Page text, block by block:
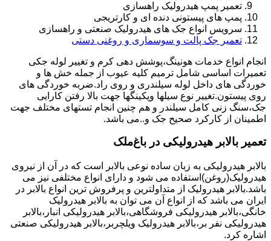
تعمیر پمپ هیدرولیک راهسازی
پمپ های پیستونی دنده ای و کارتریجی
سرویس انواع جک های هیدرولیک صنعتی و راهسازی
تعمیر جک پالت و سوسماری و روغنی دستی
انجام انواع خدمات هونینگ،پوشش دهی کرم و تغییر لوله جکی
تعمیرات اساسی شامل ترمیم کلیه عیوب از جمله خش ها و
خوردگی های داخل لوله سیلندری و روی راد.ضربه خوردگی های
روی پیستون.تغییر نوع سیلها وپکینگها جهت بالا رفتن کارایی
جک،سنگ زنی کامل سیلندر و هم چنین انجام تستهای مختلف جهت
اطمینان از کارکرد صحیح جک و..می باشد.
تعمیر بالابر هیدرولیکی در باغ‌ملک
بالابر هیدرولیکی به زبان ساده نوعی بالابر است که در آن از نیروی
هیدرولیک(روغن)استفاده می شود و دارای انواع مختلفی نیز می
باشد.بالابر هیدرولیک از متداولترین و پرفروش ترین انواع بالابر در
ایران می باشد که از انواع آن می توان به بالابر هیدرولیک
خانگی،بالابر هیدرولیکی فروشگاهی،بالابر هیدرولیکی انبار،بالابر
هیدرولیکی نفر بر،بالابر هیدرولیک ویلچربر،بالابر هیدرولیکی صنعتی
اشاره کرد.